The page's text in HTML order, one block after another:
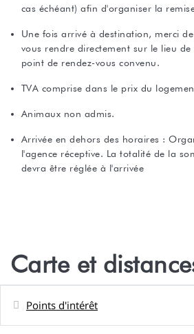
cas échéant) afin d'organiser la
Une fois arrivé à destination, merci
vous rendre directement sur le lieu
point de rendez-vous convenu.
TVA comprise dans le prix du
Animaux non admis.
Arrivée en dehors des horaires :
l'agence réceptive. La totalité de la
devra être réglée à l'arrivée
Carte et
Points d'intérêt